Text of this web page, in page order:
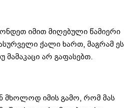
იმით მიღებული წამიერი
ქალი ხართ, მაგრამ ეს
არ გაფასებთ.
მხოლოდ იმის გამო, რომ მას